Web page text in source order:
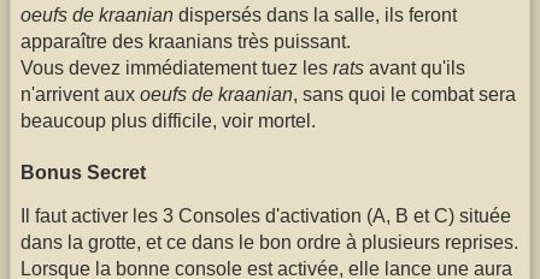
oeufs de kraanian dispersés dans la salle, ils feront
apparaître des kraanians très puissant.
Vous devez immédiatement tuez les rats avant qu'ils
n'arrivent aux oeufs de kraanian, sans quoi le combat sera
beaucoup plus difficile, voir mortel.
Bonus Secret
Il faut activer les 3 Consoles d'activation (A, B et C) située
dans la grotte, et ce dans le bon ordre à plusieurs reprises.
Lorsque la bonne console est activée, elle lance une aura